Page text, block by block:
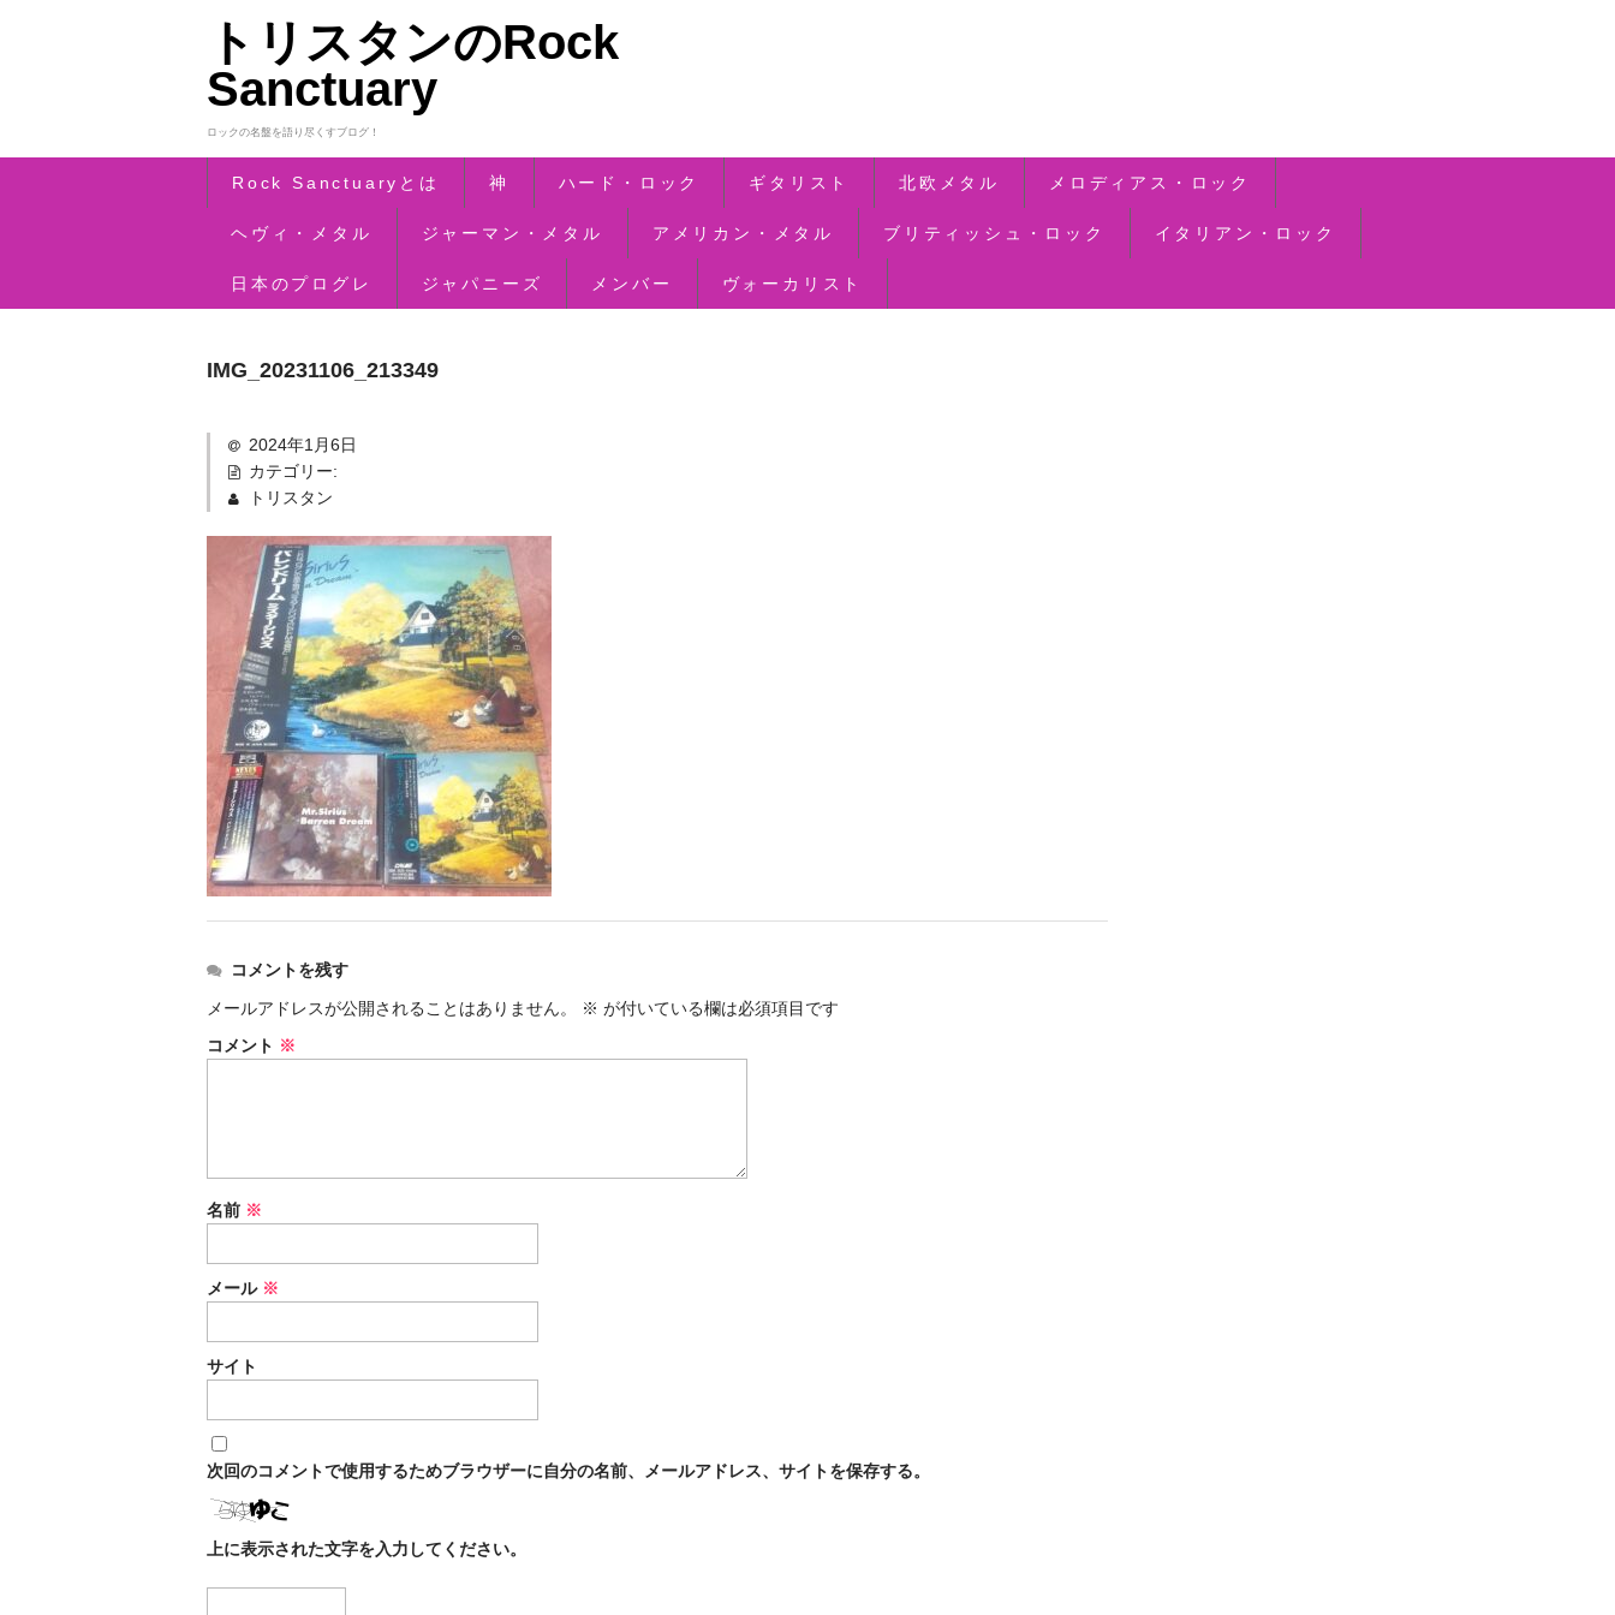
トリスタンのRock
Sanctuary
ロックの名盤を語り尽くすブログ！
Rock Sanctuaryとは 神 ハード・ロック ギタリスト 北欧メタル メロディアス・ロック
ヘヴィ・メタル ジャーマン・メタル アメリカン・メタル ブリティッシュ・ロック イタリアン・ロック
日本のプログレ ジャパニーズ メンバー ヴォーカリスト
IMG_20231106_213349
2024年1月6日
カテゴリー:
トリスタン
コメントを残す
メールアドレスが公開されることはありません。
※ が付いている欄は必須項目です
コメント ※
名前 ※
メール ※
サイト
次回のコメントで使用するためブラウザーに自分の名前、メールアドレス、サイトを保存する。
上に表示された文字を入力してください。